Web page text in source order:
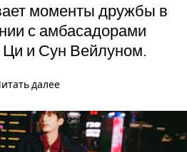
моменты дружбы в
с амбасадорами
и Сун Вейлуном.
далее